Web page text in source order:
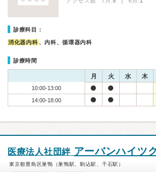
診療科目：
消化器内科 、内科、循環器内科
診療時間
月 火 水 木
10:00-13:00
14:00-18:00
医療法人社団絆 アーバンハイツ
東京都豊島区巣鴨（巣鴨駅、駒込駅、千石駅）